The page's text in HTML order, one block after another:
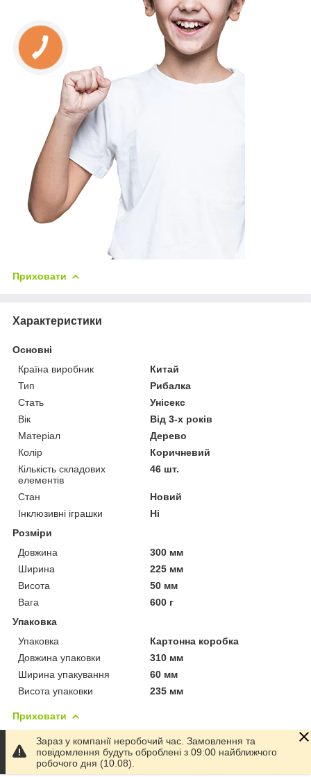
Приховати
Характеристики
Основні
Країна виробник
Китай
Тип
Рибалка
Стать
Унісекс
Вік
Від 3-х років
Матеріал
Дерево
Колір
Коричневий
Кількість складових
елементів
46 шт.
Стан
Новий
Інклюзивні іграшки
Ні
Розміри
Довжина
300 мм
Ширина
225 мм
Висота
50 мм
Вага
600 г
Упаковка
Упаковка
Картонна коробка
Довжина упаковки
310 мм
Ширина упакування
60 мм
Висота упаковки
235 мм
Приховати
Умови доставки
Зараз у компанії неробочий час. Замовлення та
повідомлення будуть оброблені з 09:00 найближчого
робочого дня (10.08).